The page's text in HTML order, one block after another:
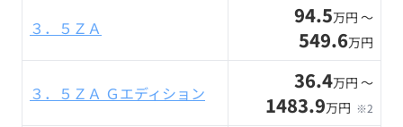
３．５ＺＡ 94.5万円 〜
549.6万円
３．５ＺＡ Ｇエディション 36.4万円 〜
1483.9万円 ※2